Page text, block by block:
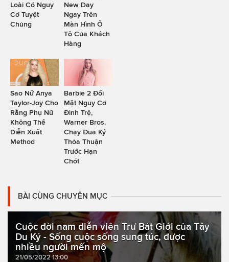
Loài Có Nguy
Cơ Tuyệt
Chủng
New Day
Ngay Trên
Màn Hình Ô
Tô Của Khách
Hàng
Sao Nữ Anya
Taylor-Joy Cho
Rằng Phụ Nữ
Không Thể
Diễn Xuất
Method
Barbie 2 Đối
Mặt Nguy Cơ
Đình Trệ,
Warner Bros.
Chạy Đua Ký
Thỏa Thuận
Trước Hạn
Chót
BÀI CÙNG CHUYÊN MỤC
Cuộc đời nam diễn viên Trư Bát Giới của Tây
Du Ký - Sống cuộc sống sung túc, được
nhiều người mến mộ
21/05/2022 13:00